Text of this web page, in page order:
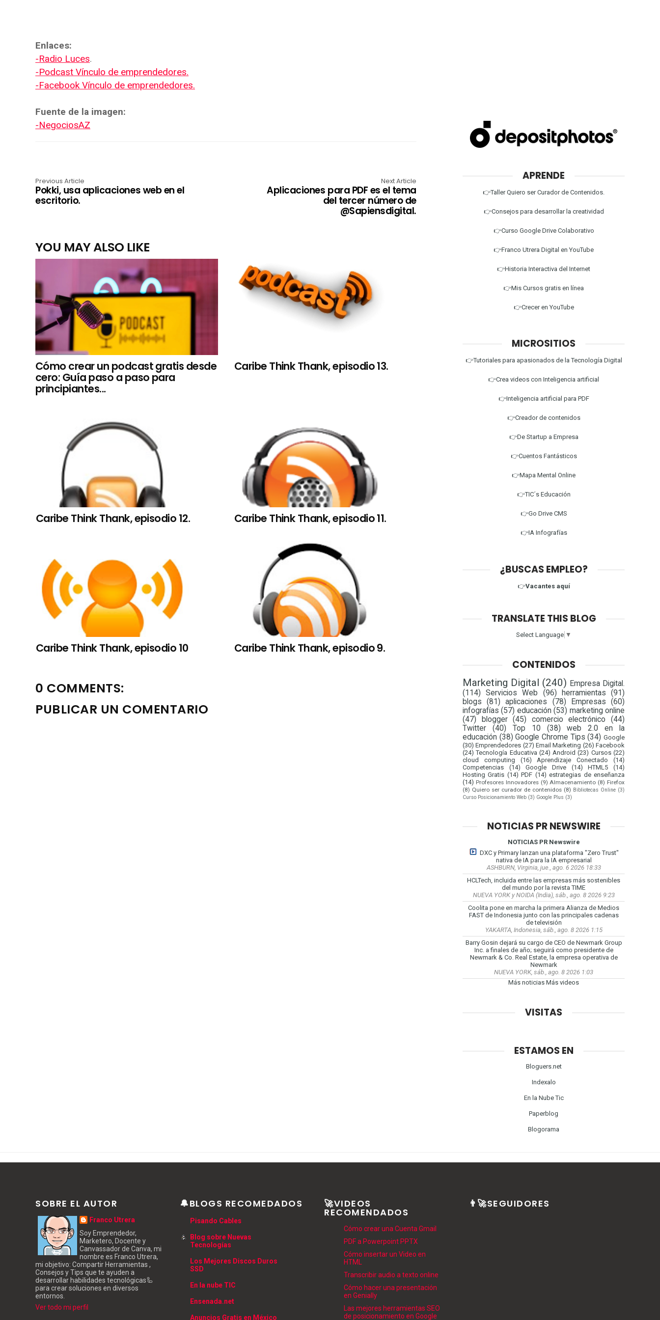
Enlaces:
-Radio Luces.
-Podcast Vínculo de emprendedores.
-Facebook Vínculo de emprendedores.
Fuente de la imagen:
-NegociosAZ
Previous Article
Pokki, usa aplicaciones web en el
escritorio.
Next Article
Aplicaciones para PDF es el tema
del tercer número de
@Sapiensdigital.
YOU MAY ALSO LIKE
Cómo crear un podcast gratis desde
cero: Guía paso a paso para
principiantes...
Caribe Think Thank, episodio 13.
Caribe Think Thank, episodio 12. Caribe Think Thank, episodio 11.
Caribe Think Thank, episodio 10 Caribe Think Thank, episodio 9.
0 COMMENTS:
PUBLICAR UN COMENTARIO
APRENDE
👉Taller Quiero ser Curador de Contenidos.
👉Consejos para desarrollar la creatividad
👉Curso Google Drive Colaborativo
👉Franco Utrera Digital en YouTube
👉Historia Interactiva del Internet
👉Mis Cursos gratis en línea
👉Crecer en YouTube
MICROSITIOS
👉Tutoriales para apasionados de la Tecnología Digital
👉Crea videos con Inteligencia artificial
👉Inteligencia artificial para PDF
👉Creador de contenidos
👉De Startup a Empresa
👉Cuentos Fantásticos
👉Mapa Mental Online
👉TIC´s Educación
👉Go Drive CMS
👉IA Infografías
¿BUSCAS EMPLEO?
👉Vacantes aquí
TRANSLATE THIS BLOG
Select Language ▼
CONTENIDOS
Marketing Digital (240) Empresa Digital.
(114)
Servicios Web (96) herramientas
(91)
blogs
(81) aplicaciones (78) Empresas
(60)
infografías (57) educación (53) marketing online
(47)
blogger (45) comercio electrónico
(44)
Twitter
(40) Top 10 (38)
web 2.0 en la
educación (38) Google Chrome Tips (34) Google
(30) Emprendedores (27) Email Marketing (26) Facebook
(24) Tecnología Educativa (24) Android (23) Cursos (22)
cloud computing
(16) Aprendizaje Conectado
(14)
Competencias
(14) Google Drive (14) HTML5
(14)
Hosting Gratis (14) PDF (14) estrategias de enseñanza
(14) Profesores Innovadores (9) Almacenamiento (8) Firefox
(8) Quiero ser curador de contenidos (8) Bibliotecas Online (3)
Curso Posicionamiento Web (3) Google Plus (3)
NOTICIAS PR NEWSWIRE
NOTICIAS PR Newswire
DXC y Primary lanzan una plataforma "Zero Trust"
nativa de IA para la IA empresarial
ASHBURN, Virginia, jue., ago. 6 2026 18:33
HCLTech, incluida entre las empresas más sostenibles
del mundo por la revista TIME
NUEVA YORK y NOIDA (India), sáb., ago. 8 2026 9:23
Coolita pone en marcha la primera Alianza de Medios
FAST de Indonesia junto con las principales cadenas
de televisión
YAKARTA, Indonesia, sáb., ago. 8 2026 1:15
Barry Gosin dejará su cargo de CEO de Newmark Group
Inc. a finales de año; seguirá como presidente de
Newmark & Co. Real Estate, la empresa operativa de
Newmark
NUEVA YORK, sáb., ago. 8 2026 1:03
Más noticias Más videos
VISITAS
ESTAMOS EN
Bloguers.net
Indexalo
En la Nube Tic
Paperblog
Blogorama
SOBRE EL AUTOR
Franco Utrera
Soy Emprendedor,
Marketero, Docente y
Canvassador de Canva, mi
nombre es Franco Utrera,
mi objetivo: Compartir Herramientas ,
Consejos y Tips que te ayuden a
desarrollar habilidades tecnológicas🦾
para crear soluciones en diversos
entornos.
Ver todo mi perfil
🔔BLOGS RECOMEDADOS
Pisando Cables
Blog sobre Nuevas
Tecnologías
Los Mejores Discos Duros
SSD
En la nube TIC
Ensenada.net
Anuncios Gratis en México
🚀VIDEOS
RECOMENDADOS
Cómo crear una Cuenta Gmail
PDF a Powerpoint PPTX
Cómo insertar un Video en
HTML
Transcribir audio a texto online
Cómo hacer una presentación
en Genially
Las mejores herramientas SEO
de posicionamiento en Google
👨‍🚀SEGUIDORES